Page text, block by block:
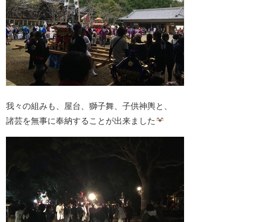
我々の組みも、屋台、獅子舞、子供神輿と、
諸芸を無事に奉納することが出来ました